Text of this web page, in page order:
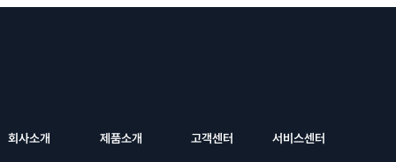
회사소개 제품소개 고객센터 서비스센터